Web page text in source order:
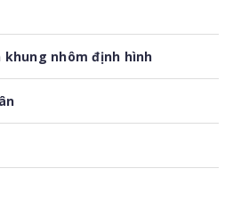
khung nhôm định hình